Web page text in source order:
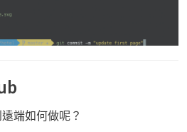
端如何做呢？